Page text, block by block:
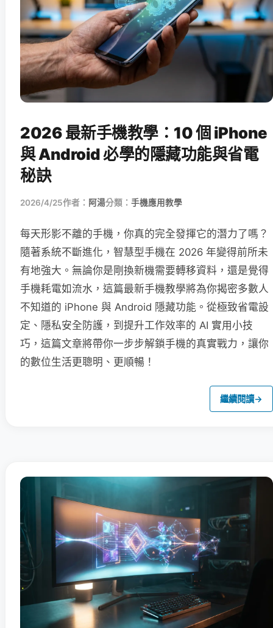
2026 最新手機教學：10 個 iPhone
與 Android 必學的隱藏功能與省電
秘訣
2026/4/25作者： 阿湯分類： 手機應用教學
每天形影不離的手機，你真的完全發揮它的潛力了嗎？
隨著系統不斷進化，智慧型手機在 2026 年變得前所未
有地強大。無論你是剛換新機需要轉移資料，還是覺得
手機耗電如流水，這篇最新手機教學將為你揭密多數人
不知道的 iPhone 與 Android 隱藏功能。從極致省電設
定、隱私安全防護，到提升工作效率的 AI 實用小技
巧，這篇文章將帶你一步步解鎖手機的真實戰力，讓你
的數位生活更聰明、更順暢！
繼續閱讀→